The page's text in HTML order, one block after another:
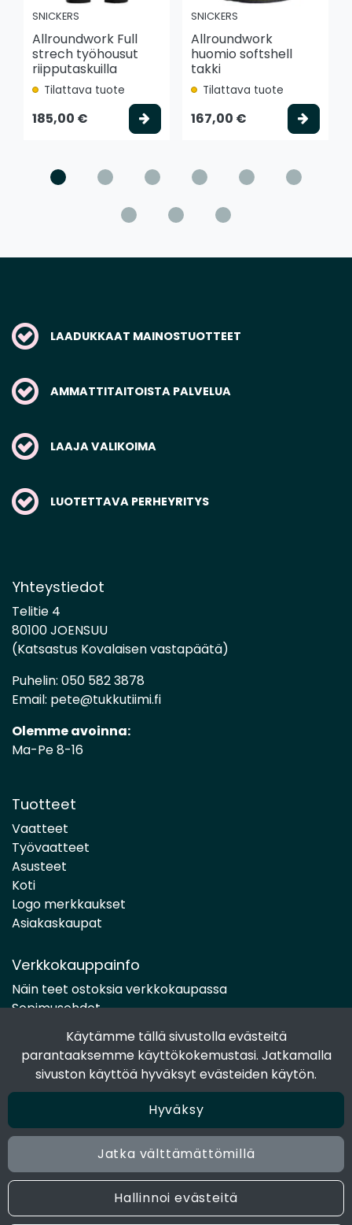
Käytämme tällä sivustolla evästeitä
parantaaksemme käyttökokemustasi. Jatkamalla
sivuston käyttöä hyväksyt evästeiden käytön.
Hyväksy
Jatka välttämättömillä
Hallinnoi evästeitä
SNICKERS
Allroundwork Full
strech työhousut
riipputaskuilla
Tilattava tuote
185,00 € Valitse vaihtoehto
SNICKERS
Allroundwork
huomio softshell
takki
Tilattava tuote
167,00 €
LAADUKKAAT MAINOSTUOTTEET
AMMATTITAITOISTA PALVELUA
LAAJA VALIKOIMA
LUOTETTAVA PERHEYRITYS
Yhteystiedot
Telitie 4
80100 JOENSUU
(Katsastus Kovalaisen vastapäätä)
Puhelin: 050 582 3878
Email: pete@tukkutiimi.fi
Olemme avoinna:
Ma-Pe 8-16
Tuotteet
Vaatteet
Työvaatteet
Asusteet
Koti
Logo merkkaukset
Asiakaskaupat
Verkkokauppainfo
Näin teet ostoksia verkkokaupassa
Sopimusehdot
Toimitustavat
Maksutavat
Tietosuojaseloste
Seuraa sosiaalisessa mediassa
Facebook
Instagram